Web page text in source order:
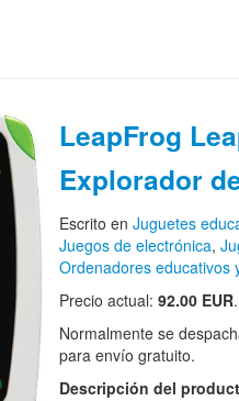
LeapFrog
Explorador
Escrito en Juguetes
Juegos de electrónica,
Ordenadores educativos
Precio actual: 92.00 EUR.
Normalmente se
para envío gratuito.
Descripción del